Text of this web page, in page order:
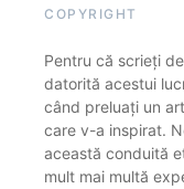
COPYRIGHT
Pentru că scrieți
datorită acestui
când preluați un
care v-a inspirat.
această conduită
mult mai multă